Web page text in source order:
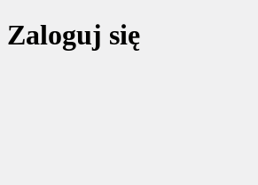
Zaloguj się